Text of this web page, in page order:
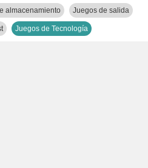
almacenamiento Juegos de salida
Juegos de Tecnología